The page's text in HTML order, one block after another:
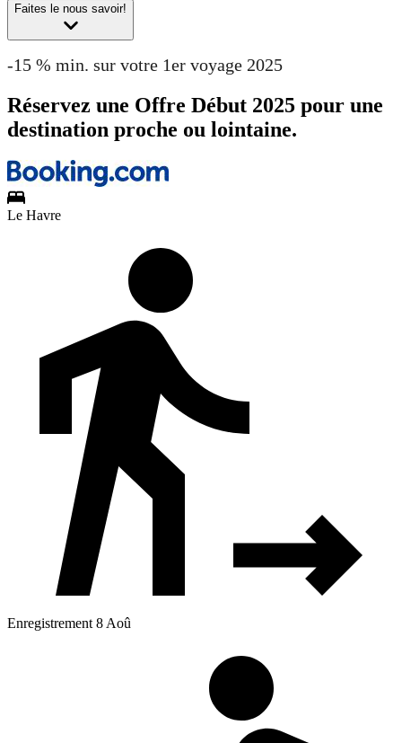
Faites le nous savoir!
-15 % min. sur votre 1er voyage 2025
Réservez une Offre Début 2025 pour une
destination proche ou lointaine.
Le Havre
Enregistrement 8 Aoû